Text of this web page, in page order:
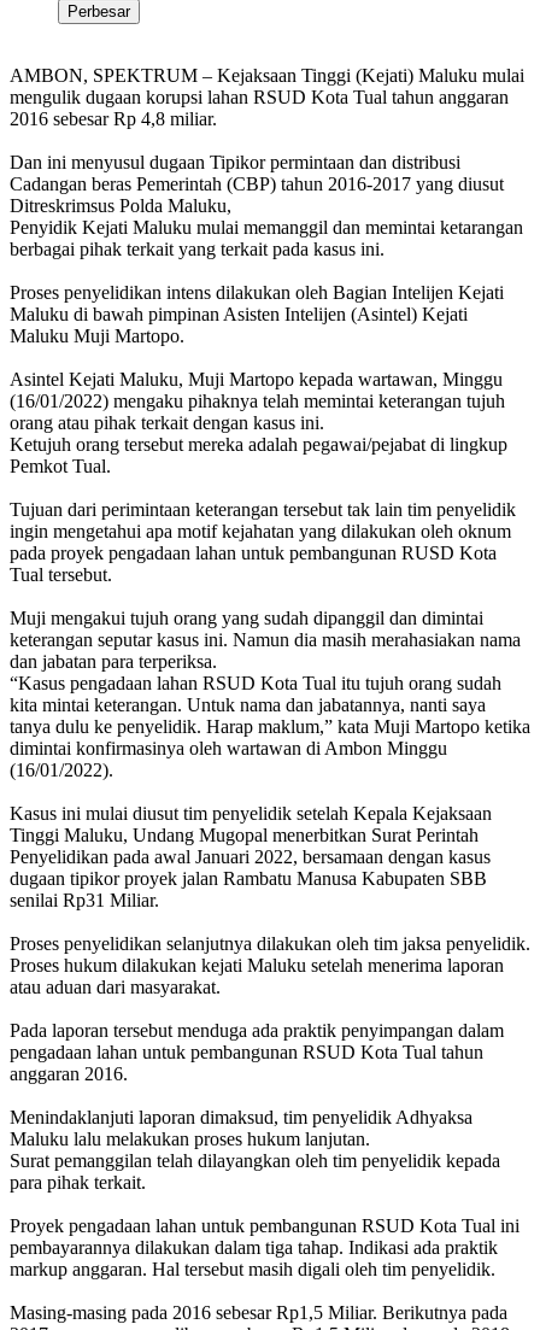
Perbesar
AMBON, SPEKTRUM – Kejaksaan Tinggi (Kejati) Maluku mulai
mengulik dugaan korupsi lahan RSUD Kota Tual tahun anggaran
2016 sebesar Rp 4,8 miliar.
Dan ini menyusul dugaan Tipikor permintaan dan distribusi
Cadangan beras Pemerintah (CBP) tahun 2016-2017 yang diusut
Ditreskrimsus Polda Maluku,
Penyidik Kejati Maluku mulai memanggil dan memintai ketarangan
berbagai pihak terkait yang terkait pada kasus ini.
Proses penyelidikan intens dilakukan oleh Bagian Intelijen Kejati
Maluku di bawah pimpinan Asisten Intelijen (Asintel) Kejati
Maluku Muji Martopo.
Asintel Kejati Maluku, Muji Martopo kepada wartawan, Minggu
(16/01/2022) mengaku pihaknya telah memintai keterangan tujuh
orang atau pihak terkait dengan kasus ini.
Ketujuh orang tersebut mereka adalah pegawai/pejabat di lingkup
Pemkot Tual.
Tujuan dari perimintaan keterangan tersebut tak lain tim penyelidik
ingin mengetahui apa motif kejahatan yang dilakukan oleh oknum
pada proyek pengadaan lahan untuk pembangunan RUSD Kota
Tual tersebut.
Muji mengakui tujuh orang yang sudah dipanggil dan dimintai
keterangan seputar kasus ini. Namun dia masih merahasiakan nama
dan jabatan para terperiksa.
“Kasus pengadaan lahan RSUD Kota Tual itu tujuh orang sudah
kita mintai keterangan. Untuk nama dan jabatannya, nanti saya
tanya dulu ke penyelidik. Harap maklum,” kata Muji Martopo ketika
dimintai konfirmasinya oleh wartawan di Ambon Minggu
(16/01/2022).
Kasus ini mulai diusut tim penyelidik setelah Kepala Kejaksaan
Tinggi Maluku, Undang Mugopal menerbitkan Surat Perintah
Penyelidikan pada awal Januari 2022, bersamaan dengan kasus
dugaan tipikor proyek jalan Rambatu Manusa Kabupaten SBB
senilai Rp31 Miliar.
Proses penyelidikan selanjutnya dilakukan oleh tim jaksa penyelidik.
Proses hukum dilakukan kejati Maluku setelah menerima laporan
atau aduan dari masyarakat.
Pada laporan tersebut menduga ada praktik penyimpangan dalam
pengadaan lahan untuk pembangunan RSUD Kota Tual tahun
anggaran 2016.
Menindaklanjuti laporan dimaksud, tim penyelidik Adhyaksa
Maluku lalu melakukan proses hukum lanjutan.
Surat pemanggilan telah dilayangkan oleh tim penyelidik kepada
para pihak terkait.
Proyek pengadaan lahan untuk pembangunan RSUD Kota Tual ini
pembayarannya dilakukan dalam tiga tahap. Indikasi ada praktik
markup anggaran. Hal tersebut masih digali oleh tim penyelidik.
Masing-masing pada 2016 sebesar Rp1,5 Miliar. Berikutnya pada